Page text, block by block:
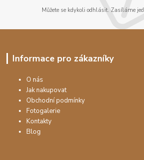
Můžete se kdykoli odhlásit. Zasíláme
Informace pro zákazníky
O nás
Jak nakupovat
Obchodní podmínky
Fotogalerie
Kontakty
Blog